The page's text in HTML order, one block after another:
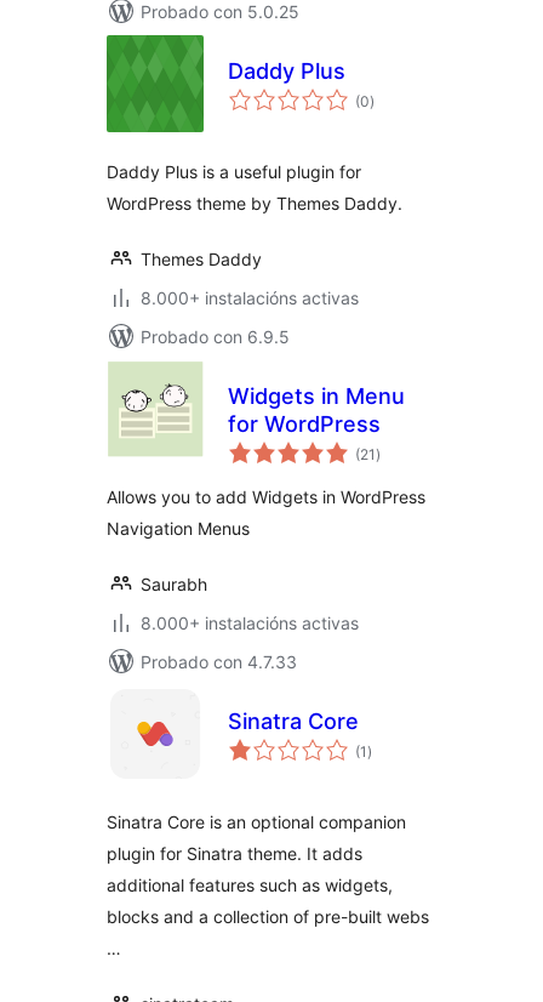
Probado con 5.0.25
Daddy Plus
(0valoracións
totais
)
Daddy Plus is a useful plugin for
WordPress theme by Themes Daddy.
Themes Daddy
8.000+ instalacións activas
Probado con 6.9.5
Widgets in Menu
for WordPress
(21 valoracións
totais
)
Allows you to add Widgets in WordPress
Navigation Menus
Saurabh
8.000+ instalacións activas
Probado con 4.7.33
Sinatra Core
(1 valoracións
totais
)
Sinatra Core is an optional companion
plugin for Sinatra theme. It adds
additional features such as widgets,
blocks and a collection of pre-built webs
…